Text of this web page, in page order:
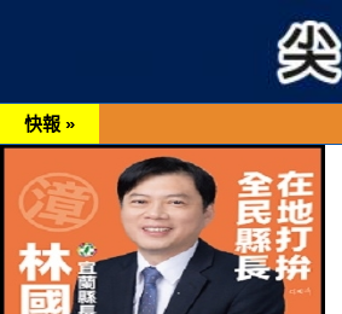
快報 »